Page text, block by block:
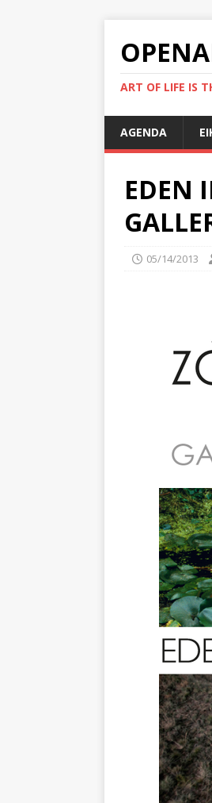
ART OF LIFE IS
AGENDA
EDEN
05/14/2013